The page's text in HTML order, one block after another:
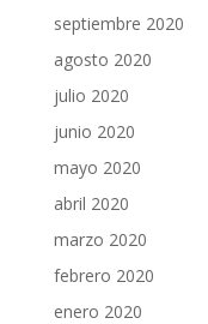
septiembre 2020
agosto 2020
julio 2020
junio 2020
mayo 2020
abril 2020
marzo 2020
febrero 2020
enero 2020